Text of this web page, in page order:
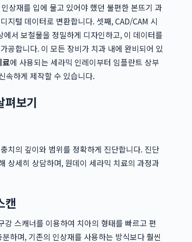
상재를 입에 물고 있어야 했던 불편한 본뜨기 과
지털 데이터로 변환합니다. 셋째, CAD/CAM 시
서 보철물을 정밀하게 디자인하고, 이 데이터를
공합니다. 이 모든 장비가 치과 내에 완비되어 있
료에 사용되는 세라믹 인레이부터 임플란트 상부
속하게 제작할 수 있습니다.
펴보기
치의 깊이와 범위를 정확하게 진단합니다. 진단
상세히 상담하며, 원데이 세라믹 치료의 과정과
캔
스캐너를 이용하여 치아의 형태를 빠르고 편
하며, 기존의 인상재를 사용하는 방식보다 훨씬